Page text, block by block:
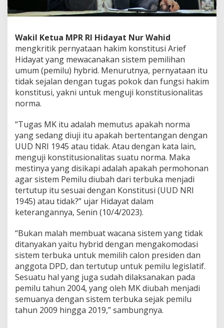
t
i
o
n
a
l
i
t
S
u
a
t
u
N
r
m
a
k
a
n
M
a
l
a
h
M
Wakil Ketua MPR RI Hidayat Nur Wahid
mengkritik pernyataan hakim konstitusi Arief
Hidayat yang mewacanakan sistem pemilihan
umum (pemilu) hybrid. Menurutnya, pernyataan itu
tidak sejalan dengan tugas pokok dan fungsi hakim
konstitusi, yakni untuk menguji konstitusionalitas
norma.
“Tugas MK itu adalah memutus apakah norma
yang sedang diuji itu apakah bertentangan dengan
UUD NRI 1945 atau tidak. Atau dengan kata lain,
menguji konstitusionalitas suatu norma. Maka
mestinya yang disikapi adalah apakah permohonan
agar sistem Pemilu diubah dari terbuka menjadi
tertutup itu sesuai dengan Konstitusi (UUD NRI
1945) atau tidak?” ujar Hidayat dalam
keterangannya, Senin (10/4/2023).
“Bukan malah membuat wacana sistem yang tidak
ditanyakan yaitu hybrid dengan mengakomodasi
sistem terbuka untuk memilih calon presiden dan
anggota DPD, dan tertutup untuk pemilu legislatif.
Sesuatu hal yang juga sudah dilaksanakan pada
pemilu tahun 2004, yang oleh MK diubah menjadi
semuanya dengan sistem terbuka sejak pemilu
tahun 2009 hingga 2019,” sambungnya.